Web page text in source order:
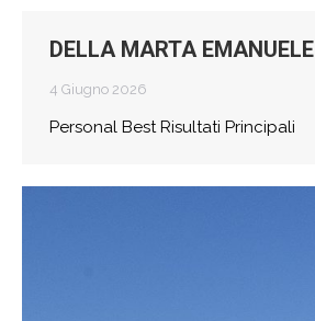
DELLA MARTA EMANUELE
4 Giugno 2026
Personal Best Risultati Principali